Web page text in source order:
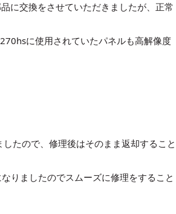
に交換をさせていただきましたが、正常
に使用されていたパネルも高解像度
たので、修理後はそのまま返却すること
りましたのでスムーズに修理をすること